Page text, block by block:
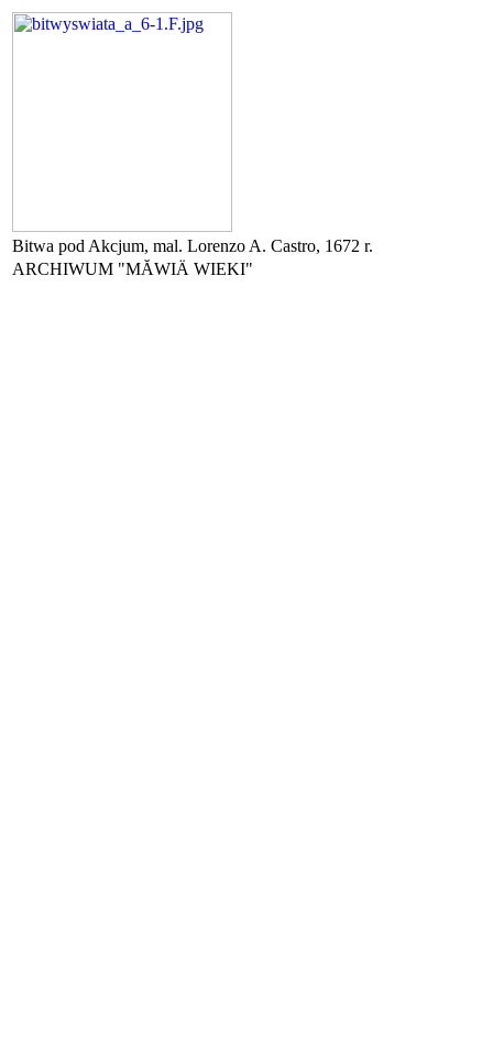
Bitwa pod Akcjum, mal. Lorenzo A. Castro, 1672 r.
ARCHIWUM "MĂWIÄ WIEKI"